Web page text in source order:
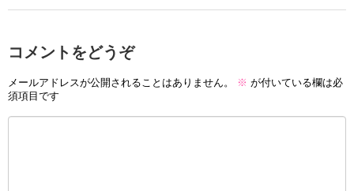
コメントをどうぞ
メールアドレスが公開されることはありません。 ※ が付いている欄は必
須項目です